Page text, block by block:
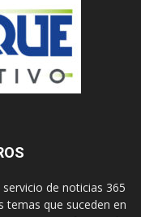
de noticias 365
temas que suceden en